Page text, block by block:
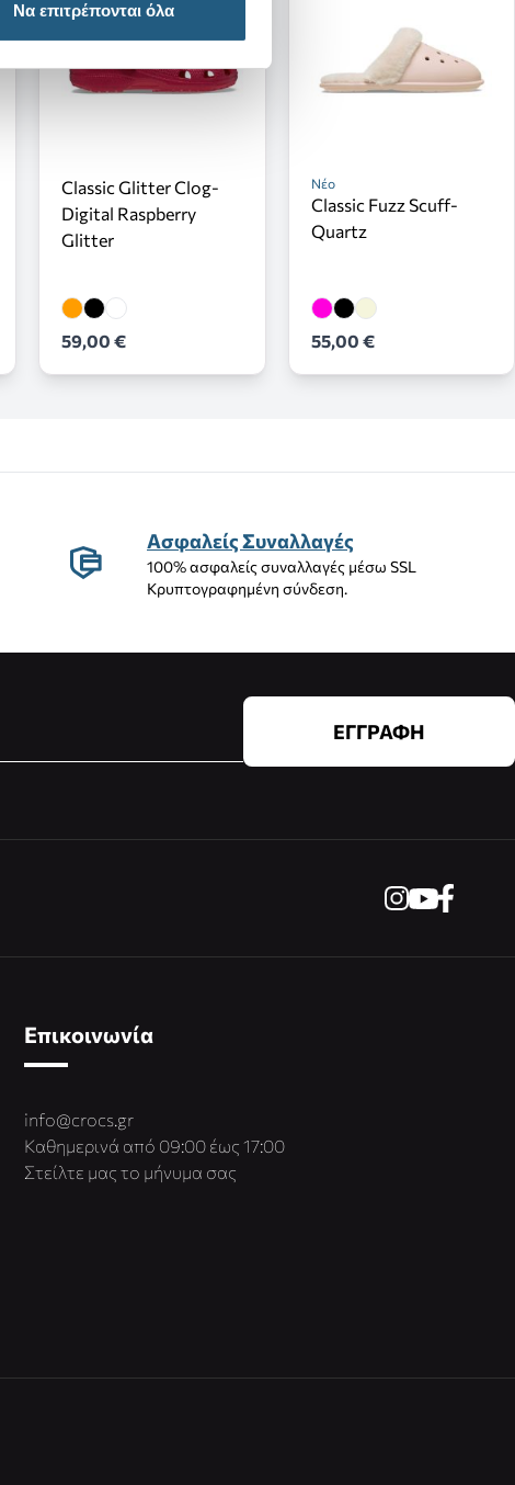
Να επιτρέπονται όλα
Classic Glitter Clog-
Digital Raspberry
Glitter
59,00 €
Νέο
Classic Fuzz Scuff-
Quartz
55,00 €
Ασφαλείς Συναλλαγές
100% ασφαλείς συναλλαγές μέσω SSL
Κρυπτογραφημένη σύνδεση.
ΕΓΓΡΑΦΗ
Επικοινωνία
info@crocs.gr
Καθημερινά από 09:00 έως 17:00
Στείλτε μας το μήνυμα σας